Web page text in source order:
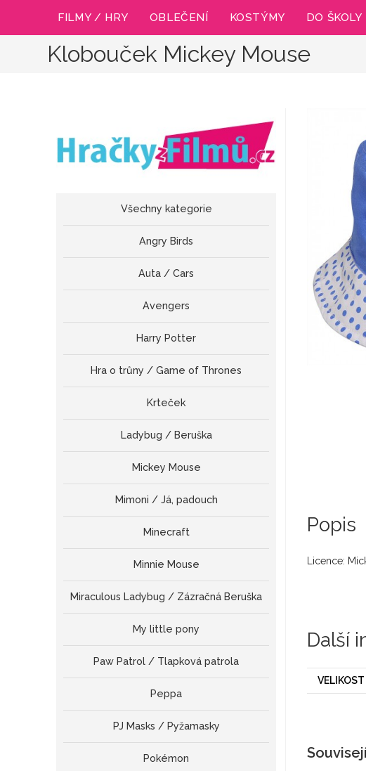
FILMY / HRY OBLEČENÍ KOSTÝMY DO ŠKOLY
Klobouček Mickey Mouse
Popis
Licence:
Další
VELIKOST
Všechny kategorie
Angry Birds
Auta / Cars
Avengers
Harry Potter
Hra o trůny / Game of Thrones
Krteček
Ladybug / Beruška
Mickey Mouse
Mimoni / Já, padouch
Minecraft
Minnie Mouse
Miraculous Ladybug / Zázračná Beruška
My little pony
Paw Patrol / Tlapková patrola
Peppa
PJ Masks / Pyžamasky
Pokémon